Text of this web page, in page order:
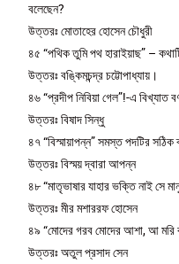
বলেছেন?
উত্তরঃ মোতাহের হোসেন চৌধুরী
৪৫ “পথিক তুমি পথ হারাইয়াছ” –
উত্তরঃ বঙ্কিমচন্দ্র চট্টোপাধ্যায়।
৪৬ “প্রদীপ নিবিয়া গেল”!-এ বিখ্যাত
উত্তরঃ বিষাদ সিন্ধু
৪৭ “বিস্মায়াপন্ন” সমস্ত পদটির সঠিক
উত্তরঃ বিস্ময় দ্বারা আপন্ন
৪৮ “মাতৃভাষার যাহার ভক্তি নাই সে
উত্তরঃ মীর মশাররফ হোসেন
৪৯ “মোদের গরব মোদের আশা, আ মরি
উত্তরঃ অতুল প্রসাদ সেন